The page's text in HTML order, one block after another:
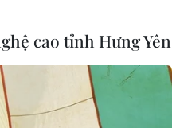
đạn
cao tỉnh Hưng Yên